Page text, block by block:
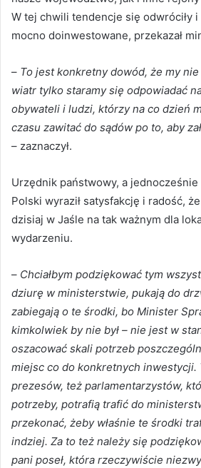
W tej chwili tendencje się odwróciły
mocno doinwestowane, przekazał
– To jest konkretny dowód, że my nie
wiatr tylko staramy się odpowiadać
obywateli i ludzi, którzy na co dzień
czasu zawitać do sądów po to, aby
– zaznaczył.
Urzędnik państwowy, a
Polski wyraził satysfakcję i radość,
dzisiaj w Jaśle na tak ważnym dla
wydarzeniu.
– Chciałbym podziękować tym
dziurę w ministerstwie, pukają do
zabiegają o te środki, bo Minister
kimkolwiek by nie był – nie jest w
oszacować skali potrzeb
miejsc co do konkretnych inwestycji.
prezesów, też parlamentarzystów,
potrzeby, potrafią trafić do
przekonać, żeby właśnie te środki
indziej. Za to też należy się
pani poseł, która rzeczywiście